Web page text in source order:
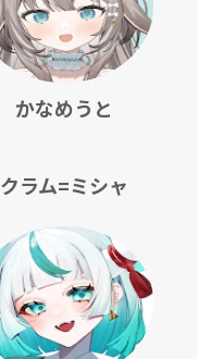
かなめうと
クラム=ミシャ